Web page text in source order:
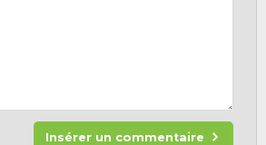
Insérer un commentaire